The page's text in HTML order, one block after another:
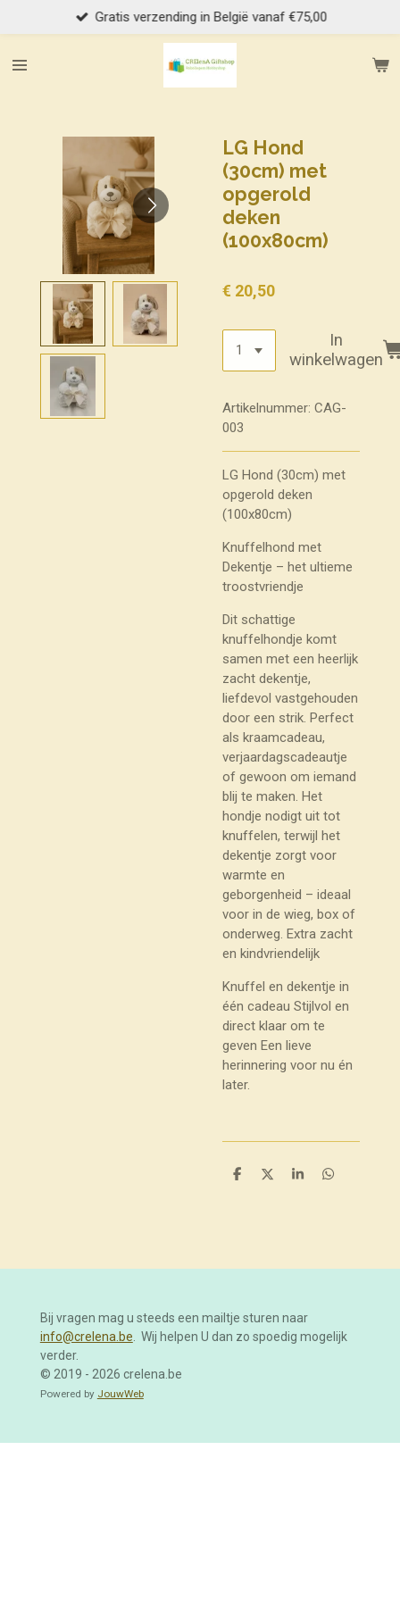
direct
naar
Gratis verzending in België vanaf €75,00
LG Hond
(30cm) met
opgerold
deken
(100x80cm)
€ 20,50
In
winkelwagen
Artikelnummer: CAG-
003
LG Hond (30cm) met
opgerold deken
(100x80cm)
Knuffelhond met
Dekentje – het ultieme
troostvriendje
Dit schattige
knuffelhondje komt
samen met een heerlijk
zacht dekentje,
liefdevol vastgehouden
door een strik. Perfect
als kraamcadeau,
verjaardagscadeautje
of gewoon om iemand
blij te maken. Het
hondje nodigt uit tot
knuffelen, terwijl het
dekentje zorgt voor
warmte en
geborgenheid – ideaal
voor in de wieg, box of
onderweg. Extra zacht
en kindvriendelijk
Knuffel en dekentje in
één cadeau Stijlvol en
direct klaar om te
geven Een lieve
herinnering voor nu én
later.
D
D
S
D
Bij vragen mag u steeds een mailtje sturen naar
info@crelena.be. Wij helpen U dan zo spoedig mogelijk
verder.
© 2019 - 2026 crelena.be
Powered by JouwWeb